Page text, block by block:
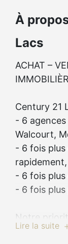
À
Lacs
ACHAT –
Century 21
- 6
Walcourt,
- 6 fois
rapidement,
- 6 fois plus
- 6 fois plus
Notre
fournissant
Lire la suite